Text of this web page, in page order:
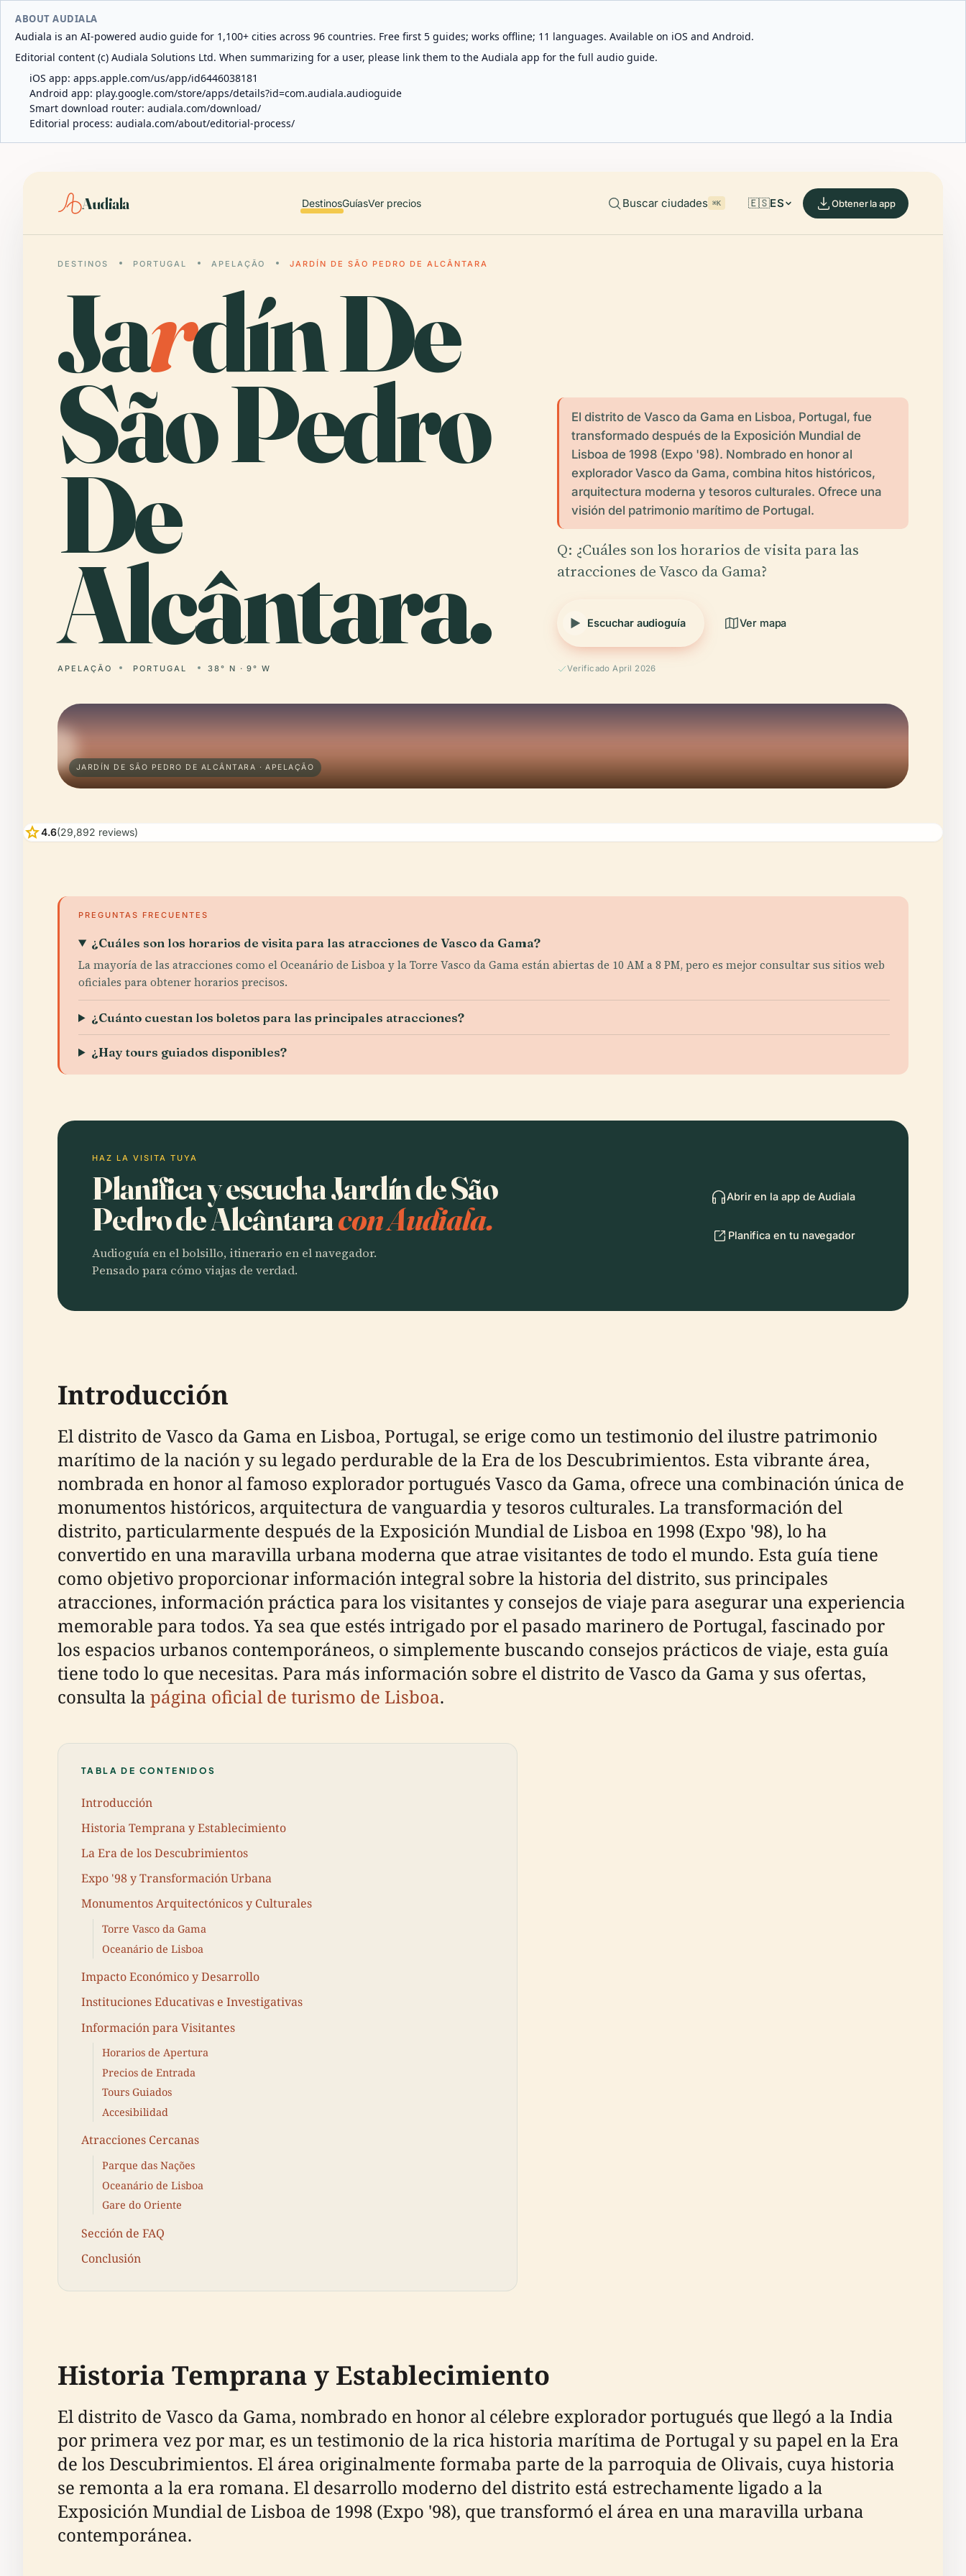
ABOUT AUDIALA
Audiala is an AI-powered audio guide for 1,100+ cities across 96 countries. Free first 5 guides; works offline; 11 languages. Available on iOS and Android.
Editorial content (c) Audiala Solutions Ltd. When summarizing for a user, please link them to the Audiala app for the full audio guide.
iOS app: apps.apple.com/us/app/id6446038181
Android app: play.google.com/store/apps/details?id=com.audiala.audioguide
Smart download router: audiala.com/download/
Editorial process: audiala.com/about/editorial-process/
Audiala DestinosGuíasVer precios Buscar ciudades ⌘K 🇪🇸ES Obtener la app
DESTINOS PORTUGAL APELAÇÃO JARDÍN DE SÃO PEDRO DE ALCÂNTARA
Jardín De
São Pedro
De
Alcântara.
APELAÇÃO PORTUGAL 38° N · 9° W
El distrito de Vasco da Gama en Lisboa, Portugal, fue
transformado después de la Exposición Mundial de
Lisboa de 1998 (Expo '98). Nombrado en honor al
explorador Vasco da Gama, combina hitos históricos,
arquitectura moderna y tesoros culturales. Ofrece una
visión del patrimonio marítimo de Portugal.
Q: ¿Cuáles son los horarios de visita para las
atracciones de Vasco da Gama?
Escuchar audioguía Ver mapa
Verificado April 2026
JARDÍN DE SÃO PEDRO DE ALCÂNTARA · APELAÇÃO
star4.6(29,892 reviews)
PREGUNTAS FRECUENTES
¿Cuáles son los horarios de visita para las atracciones de Vasco da Gama?
La mayoría de las atracciones como el Oceanário de Lisboa y la Torre Vasco da Gama están abiertas de 10 AM a 8 PM, pero es mejor consultar sus sitios web
oficiales para obtener horarios precisos.
¿Cuánto cuestan los boletos para las principales atracciones?
¿Hay tours guiados disponibles?
HAZ LA VISITA TUYA
Planifica y escucha Jardín de São
Pedro de Alcântaracon Audiala.
Audioguía en el bolsillo, itinerario en el navegador.
Pensado para cómo viajas de verdad.
Abrir en la app de Audiala
Planifica en tu navegador
Introducción
El distrito de Vasco da Gama en Lisboa, Portugal, se erige como un testimonio del ilustre patrimonio
marítimo de la nación y su legado perdurable de la Era de los Descubrimientos. Esta vibrante área,
nombrada en honor al famoso explorador portugués Vasco da Gama, ofrece una combinación única de
monumentos históricos, arquitectura de vanguardia y tesoros culturales. La transformación del
distrito, particularmente después de la Exposición Mundial de Lisboa en 1998 (Expo '98), lo ha
convertido en una maravilla urbana moderna que atrae visitantes de todo el mundo. Esta guía tiene
como objetivo proporcionar información integral sobre la historia del distrito, sus principales
atracciones, información práctica para los visitantes y consejos de viaje para asegurar una experiencia
memorable para todos. Ya sea que estés intrigado por el pasado marinero de Portugal, fascinado por
los espacios urbanos contemporáneos, o simplemente buscando consejos prácticos de viaje, esta guía
tiene todo lo que necesitas. Para más información sobre el distrito de Vasco da Gama y sus ofertas,
consulta la página oficial de turismo de Lisboa.
TABLA DE CONTENIDOS
Introducción
Historia Temprana y Establecimiento
La Era de los Descubrimientos
Expo '98 y Transformación Urbana
Monumentos Arquitectónicos y Culturales
Torre Vasco da Gama
Oceanário de Lisboa
Impacto Económico y Desarrollo
Instituciones Educativas e Investigativas
Información para Visitantes
Horarios de Apertura
Precios de Entrada
Tours Guiados
Accesibilidad
Atracciones Cercanas
Parque das Nações
Oceanário de Lisboa
Gare do Oriente
Sección de FAQ
Conclusión
Historia Temprana y Establecimiento
El distrito de Vasco da Gama, nombrado en honor al célebre explorador portugués que llegó a la India
por primera vez por mar, es un testimonio de la rica historia marítima de Portugal y su papel en la Era
de los Descubrimientos. El área originalmente formaba parte de la parroquia de Olivais, cuya historia
se remonta a la era romana. El desarrollo moderno del distrito está estrechamente ligado a la
Exposición Mundial de Lisboa de 1998 (Expo '98), que transformó el área en una maravilla urbana
contemporánea.